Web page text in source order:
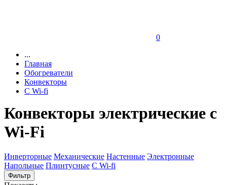
0
...
Главная
Обогреватели
Конвекторы
C Wi-fi
Конвекторы электрические с
Wi-Fi
Инверторные Механические Настенные Электронные
Напольные Плинтусные C Wi-fi
Фильтр